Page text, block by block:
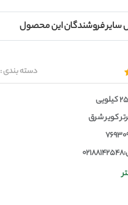
سایر فروشندگان این محصول
دسته بندی :
کویر شرق